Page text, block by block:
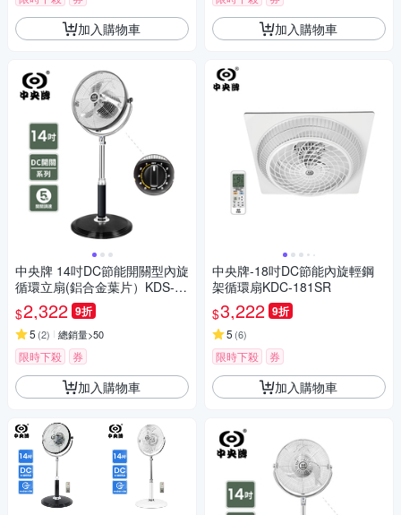
加入購物車
中央牌 14吋DC節能開關型內旋
循環立扇(鋁合金葉片）KDS-14
2A
$2,322 9折
5 (2) 總銷量>50
限時下殺 券
加入購物車
加入購物車
中央牌-18吋DC節能內旋輕鋼
架循環扇KDC-181SR
$3,222 9折
5 (6)
限時下殺 券
加入購物車